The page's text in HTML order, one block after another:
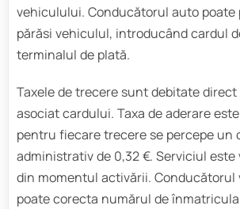
vehiculului. Conducătorul auto poate
părăsi vehiculul, introducând cardul
terminalul de plată.
Taxele de trecere sunt debitate
asociat cardului. Taxa de aderare este
pentru fiecare trecere se percepe un
administrativ de 0,32 €. Serviciul este
din momentul activării. Conducătorul
poate corecta numărul de